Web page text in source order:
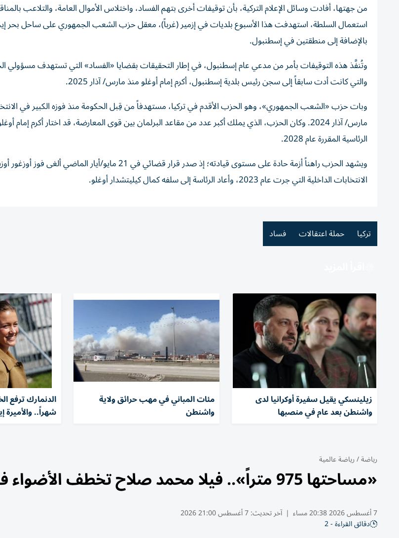
من جهتها، أفادت وسائل الإعلام التركية، بأن توقيفات أخرى بتهم الفساد، واختلاس الأموال العامة، والتلاعب
استعمال السلطة، استهدفت هذا الأسبوع بلديات في إزمير (غرباً)، معقل حزب الشعب الجمهوري على ساحل بحر
بالإضافة إلى منطقتين في إسطنبول.
وتُنفَّذ هذه التوقيفات بأمر من مدعي عام إسطنبول، في إطار التحقيقات بقضايا «الفساد» التي تستهدف مسؤولي
والتي كانت أدت سابقاً إلى سجن رئيس بلدية إسطنبول، أكرم إمام أوغلو منذ مارس/ آذار 2025.
وبات حزب «الشعب الجمهوري»، وهو الحزب الأقدم في تركيا، مستهدفاً من قِبل الحكومة منذ فوزه الكبير في
مارس/ آذار 2024. وكان الحزب، الذي يملك أكبر عدد من مقاعد البرلمان بين قوى المعارضة، قد اختار أكرم إمام
الرئاسية المقررة عام 2028.
ويشهد الحزب راهناً أزمة حادة على مستوى قيادته؛ إذ صدر قرار قضائي في 21 مايو/
الانتخابات الداخلية التي جرت عام 2023، وأعاد الرئاسة إلى سلفه كمال كيليتشدار أوغلو.
تركيا حملة اعتقالات فساد
زيلينسكي يقيل سفيرة أوكرانيا لدى
واشنطن بعد عام في منصبها
مئات المباني في مهب حرائق ولاية
واشنطن شهراً.. والأميرة
رياضة/رياضة عالمية
«مساحتها 975 متراً».. فيلا محمد صلاح تخطف الأضواء في تركيا
7 أغسطس 2026 20:38 مساء | آخر تحديث:7 أغسطس 21:00 2026
دقائق القراءة - 2